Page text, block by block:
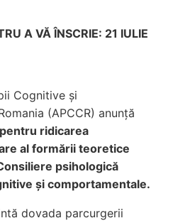
A VĂ ÎNSCRIE: 21 IULIE
Cognitive și
(APCCR) anunță
pentru ridicarea
al formării teoretice
psihologică
și comportamentale.
dovada parcurgerii